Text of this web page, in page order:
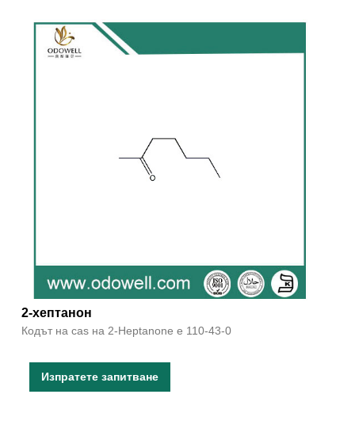
2-хептанон
Кодът на cas на 2-Heptanone е 110-43-0
Изпратете запитване